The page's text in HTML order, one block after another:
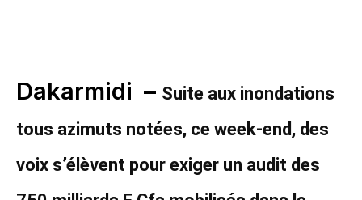
Dakarmidi – Suite aux inondations
tous azimuts notées, ce week-end, des
voix s’élèvent pour exiger un audit des